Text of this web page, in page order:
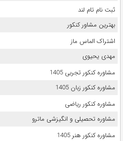
ثبت نام تام لند
بهترین مشاور کنکور
اشتراک الماس ماز
مهدی یحیوی
مشاوره کنکور تجربی 1405
مشاوره کنکور زبان 1405
مشاوره کنکور ریاضی
مشاوره تحصیلی و انگیزشی ماترو
مشاوره کنکور هنر 1405